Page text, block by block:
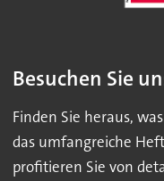
Besuchen Sie
Finden Sie heraus,
das umfangreiche
profitieren Sie von